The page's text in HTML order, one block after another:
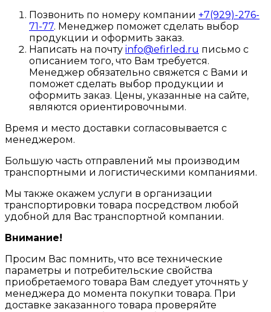
Позвонить по номеру компании +7(929)-276-
71-77. Менеджер поможет сделать выбор
продукции и оформить заказ.
Написать на почту info@efirled.ru письмо с
описанием того, что Вам требуется.
Менеджер обязательно свяжется с Вами и
поможет сделать выбор продукции и
оформить заказ. Цены, указанные на сайте,
являются ориентировочными.
Время и место доставки согласовывается с
менеджером.
Большую часть отправлений мы производим
транспортными и логистическими компаниями.
Мы также окажем услуги в организации
транспортировки товара посредством любой
удобной для Вас транспортной компании.
Внимание!
Просим Вас помнить, что все технические
параметры и потребительские свойства
приобретаемого товара Вам следует уточнять у
менеджера до момента покупки товара. При
доставке заказанного товара проверяйте